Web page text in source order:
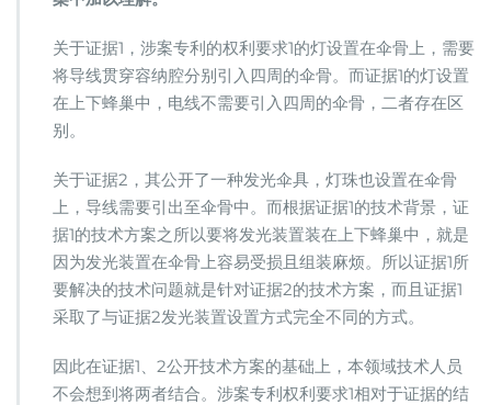
关于证据1，涉案专利的权利要求1的灯设置在伞骨上，需要
将导线贯穿容纳腔分别引入四周的伞骨。而证据1的灯设置
在上下蜂巢中，电线不需要引入四周的伞骨，二者存在区
别。
关于证据2，其公开了一种发光伞具，灯珠也设置在伞骨
上，导线需要引出至伞骨中。而根据证据1的技术背景，证
据1的技术方案之所以要将发光装置装在上下蜂巢中，就是
因为发光装置在伞骨上容易受损且组装麻烦。所以证据1所
要解决的技术问题就是针对证据2的技术方案，而且证据1
采取了与证据2发光装置设置方式完全不同的方式。
因此在证据1、2公开技术方案的基础上，本领域技术人员
不会想到将两者结合。涉案专利权利要求1相对于证据的结